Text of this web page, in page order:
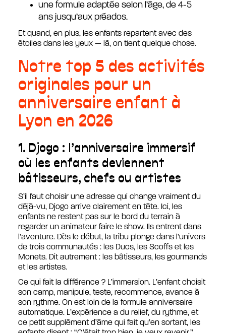
une formule adaptée selon l’âge, de 4-5
ans jusqu’aux préados.
Et quand, en plus, les enfants repartent avec des
étoiles dans les yeux — là, on tient quelque chose.
Notre top 5 des activités
originales pour un
anniversaire enfant à
Lyon en 2026
1. Djogo : l’anniversaire immersif
où les enfants deviennent
bâtisseurs, chefs ou artistes
S’il faut choisir une adresse qui change vraiment du
déjà-vu, Djogo arrive clairement en tête. Ici, les
enfants ne restent pas sur le bord du terrain à
regarder un animateur faire le show. Ils entrent dans
l’aventure. Dès le début, la tribu plonge dans l’univers
de trois communautés : les Ducs, les Scoffs et les
Monets. Dit autrement : les bâtisseurs, les gourmands
et les artistes.
Ce qui fait la différence ? L’immersion. L’enfant choisit
son camp, manipule, teste, recommence, avance à
son rythme. On est loin de la formule anniversaire
automatique. L’expérience a du relief, du rythme, et
ce petit supplément d’âme qui fait qu’en sortant, les